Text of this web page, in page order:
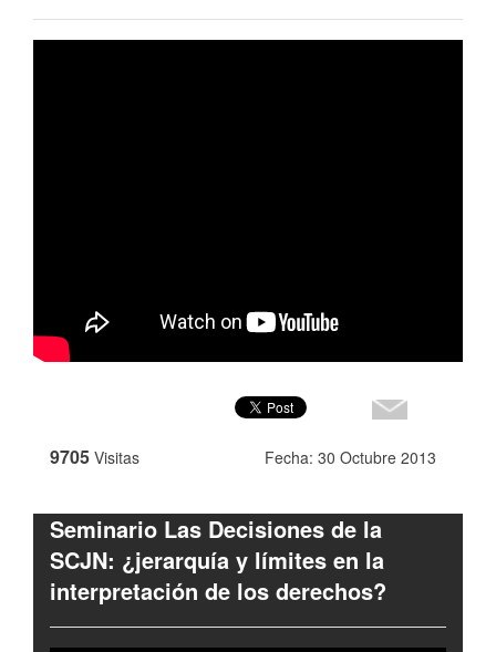
9705 Visitas Fecha: 30 Octubre 2013
Seminario Las Decisiones de la
SCJN: ¿jerarquía y límites en la
interpretación de los derechos?